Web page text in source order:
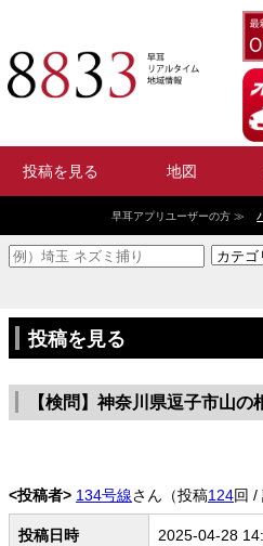
投稿を見る 地図
早耳アプリユーザーの方 ≫
投稿を見る
【検問】神奈川県逗子市山の
<投稿者> 134号線さん（投稿124回 /
投稿日時 2025-04-28